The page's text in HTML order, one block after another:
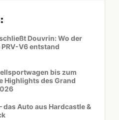
Douvrin: Wo der
V6 entstand
bis zum
Highlights des Grand
das Auto aus Hardcastle &